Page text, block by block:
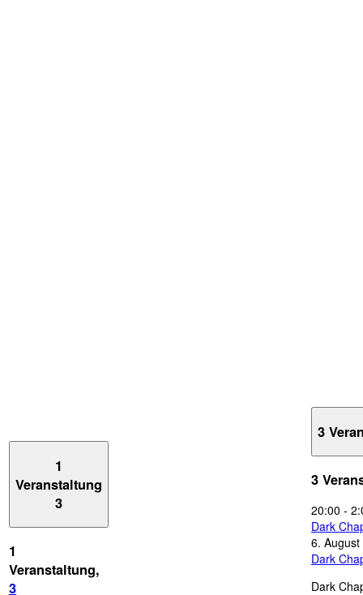
1
Veranstaltung
3
1
Veranstaltung,
3
3
3
20:00 -
Dark
6.
Dark
Dark